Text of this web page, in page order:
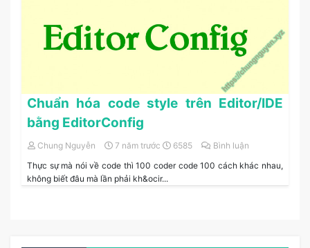
Chuẩn hóa code style trên Editor/IDE
bằng EditorConfig
Chung Nguyễn 7 năm trước 6585
Bình luận
Thực sự mà nói về code thì 100 coder code 100 cách khác nhau,
không biết đâu mà lần phải kh&ocir...